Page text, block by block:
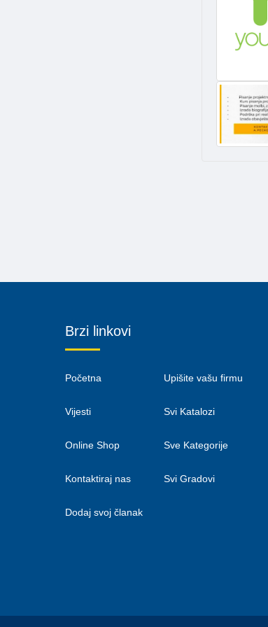
Brzi linkovi
Početna
Vijesti
Online Shop
Kontaktiraj nas
Dodaj svoj članak
Upišite vašu firmu
Svi Katalozi
Sve Kategorije
Svi Gradovi